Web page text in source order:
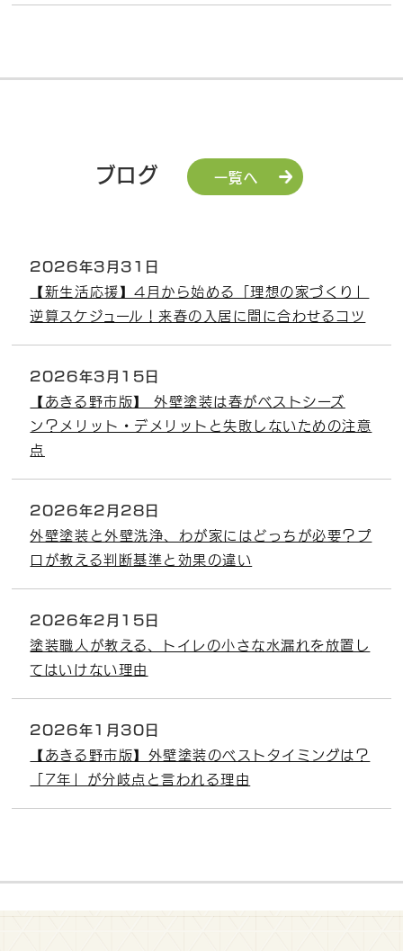
ブログ 一覧へ
2026年3月31日
【新生活応援】4月から始める「理想の家づくり」
逆算スケジュール！来春の入居に間に合わせるコツ
2026年3月15日
【あきる野市版】 外壁塗装は春がベストシーズ
ン？メリット・デメリットと失敗しないための注意
点
2026年2月28日
外壁塗装と外壁洗浄、わが家にはどっちが必要？プ
ロが教える判断基準と効果の違い
2026年2月15日
塗装職人が教える、トイレの小さな水漏れを放置し
てはいけない理由
2026年1月30日
【あきる野市版】外壁塗装のベストタイミングは？
「7年」が分岐点と言われる理由